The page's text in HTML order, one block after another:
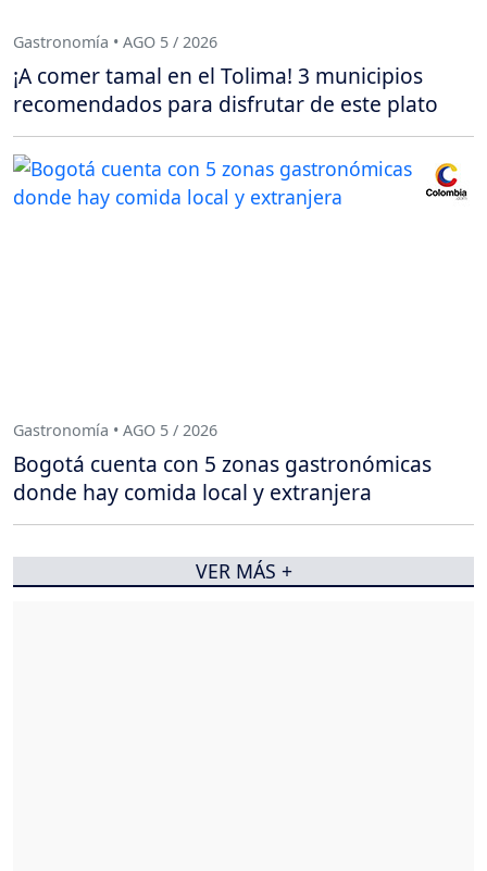
Gastronomía • AGO 5 / 2026
¡A comer tamal en el Tolima! 3 municipios
recomendados para disfrutar de este plato
Gastronomía • AGO 5 / 2026
Bogotá cuenta con 5 zonas gastronómicas
donde hay comida local y extranjera
VER MÁS +